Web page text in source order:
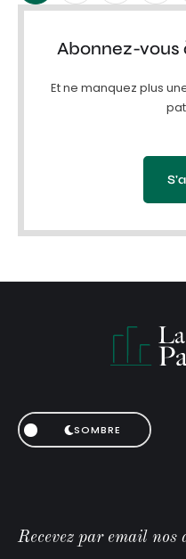
Abonnez-
Et ne manquez plus
SOMBRE
Recevez par email